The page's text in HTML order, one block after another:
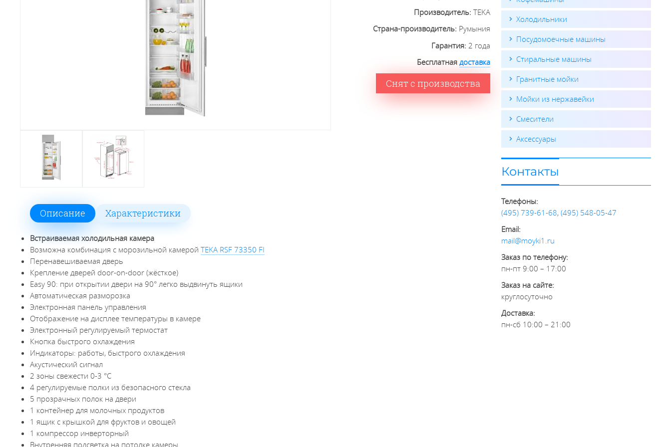
Производитель:TEKA
Страна-производитель: Румыния
Гарантия: 2 года
Бесплатнаядоставка
Снят с производства
Описание Характеристики
Встраиваемая холодильная камера
Возможна комбинация с морозильной камеройTEKA RSF 73350 FI
Перенавешиваемая дверь
Крепление дверей door-on-door (жёсткое)
Easy 90: при открытии двери на 90° легко выдвинуть ящики
Автоматическая разморозка
Электронная панель управления
Отображение на дисплее температуры в камере
Электронный регулируемый термостат
Кнопка быстрого охлаждения
Индикаторы: работы, быстрого охлаждения
Акустический сигнал
2 зоны свежести 0-3 °С
4 регулируемые полки из безопасного стекла
5 прозрачных полок на двери
1 контейнер для молочных продуктов
1 ящик с крышкой для фруктов и овощей
1 компрессор инверторный
Внутренняя подсветка на потолке камеры
Холодильники
Посудомоечные машины
Стиральные машины
Гранитные мойки
Мойки из нержавейки
Смесители
Аксессуары
Контакты
Телефоны:
(495) 739-61-68, (495) 548-05-47
Email:
mail@moyki1.ru
Заказ по телефону:
пн-пт 9:00 – 17:00
Заказ на сайте:
круглосуточно
Доставка:
пн-сб 10:00 – 21:00